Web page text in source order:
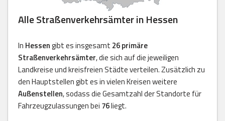
Alle Straßenverkehrsämter in Hessen
In Hessengibt es insgesamt 26 primäre
Straßenverkehrsämter, die sich auf die jeweiligen
Landkreise und kreisfreien Städte verteilen. Zusätzlich zu
den Hauptstellen gibt es in vielen Kreisen weitere
Außenstellen, sodass die Gesamtzahl der Standorte für
Fahrzeugzulassungen bei 76liegt.